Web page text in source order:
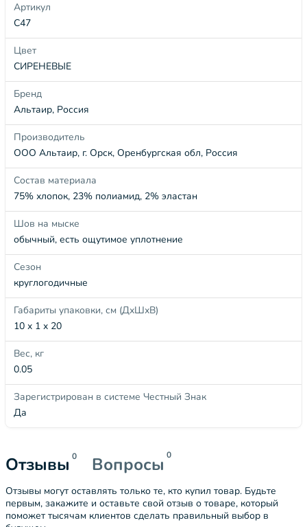
Артикул
С47
Цвет
СИРЕНЕВЫЕ
Бренд
Альтаир, Россия
Производитель
ООО Альтаир, г. Орск, Оренбургская обл, Россия
Состав материала
75% хлопок, 23% полиамид, 2% эластан
Шов на мыске
обычный, есть ощутимое уплотнение
Сезон
круглогодичные
Габариты упаковки, см (ДхШхВ)
10 x 1 x 20
Вес, кг
0.05
Зарегистрирован в системе Честный Знак
Да
Отзывы 0 Вопросы 0
Отзывы могут оставлять только те, кто купил товар. Будьте
первым, закажите и оставьте свой отзыв о товаре, который
поможет тысячам клиентов сделать правильный выбор в